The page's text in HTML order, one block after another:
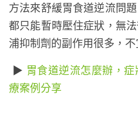
方法來舒緩胃食道逆流問
都只能暫時壓住症狀，無
浦抑制劑的副作用很多，不
▶ 胃食道逆流怎麼辦，
療案例分享